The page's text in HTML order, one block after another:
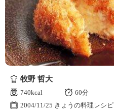
牧野 哲大
740kcal
60分
2004/11/25 きょうの料理レシピ